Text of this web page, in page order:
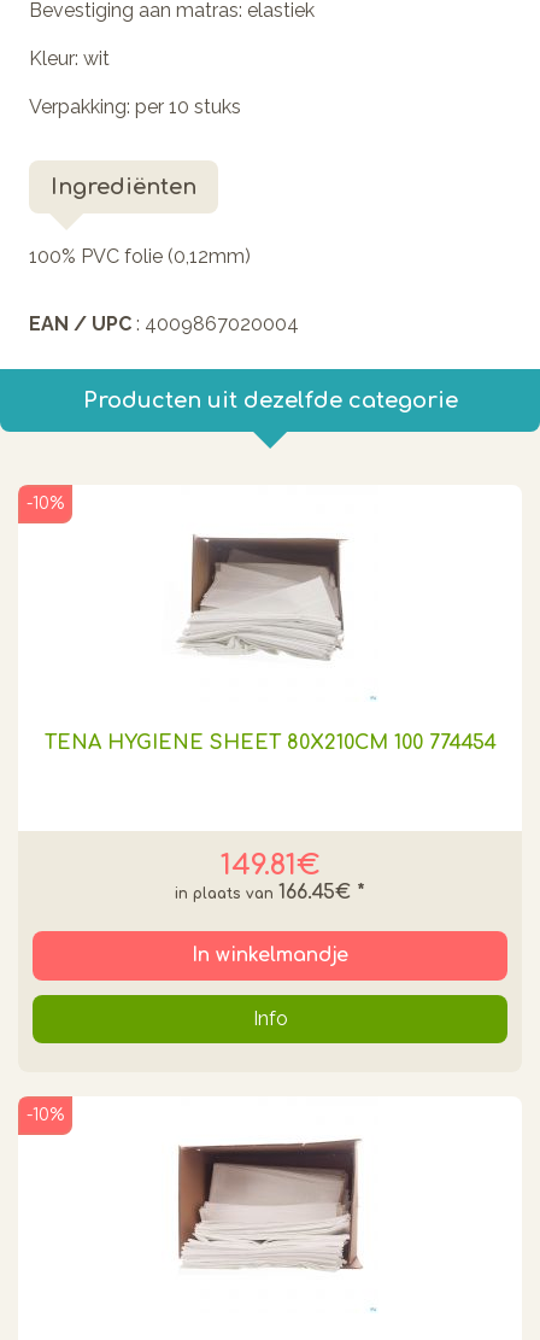
Bevestiging aan matras: elastiek
Kleur: wit
Verpakking: per 10 stuks
Ingrediënten
100% PVC folie (0,12mm)
EAN / UPC : 4009867020004
Producten uit dezelfde categorie
TENA HYGIENE SHEET 80X210CM 100 774454
149.81€
-10%
166.45€ *
In winkelmandje
Info
-10%